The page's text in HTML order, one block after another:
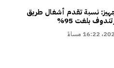
نسبة تقدم أشغال طريق
بلغت 95%